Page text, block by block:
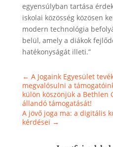
egyensúlyban tartása
iskolai közösség közösen
modern technológia
belül, amely a diákok
hatékonyságát illeti.”
← A Jogaink Egyesület
megvalósulni a
külön köszönjük a Bethlen
állandó támogatását!
A jövő joga ma: a digitális
kérdései →